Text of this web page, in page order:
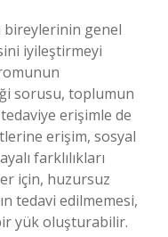
genel
iyileştirmeyi
sorusu, toplumun
erişimle de
erişim, sosyal
farklılıkları
için, huzursuz
tedavi edilmemesi,
yük oluşturabilir.